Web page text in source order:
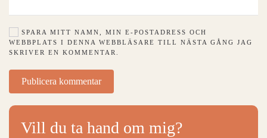
SPARA MITT NAMN, MIN E-POSTADRESS OCH
WEBBPLATS I DENNA WEBBLÄSARE TILL NÄSTA GÅNG JAG
SKRIVER EN KOMMENTAR.
Publicera kommentar
Vill du ta hand om mig?